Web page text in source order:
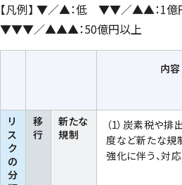
【凡例】 ▼／▲：低 ▼▼／▲▲：1億
▼▼▼／▲▲▲：50億円以上
内容
リ
ス
ク
の
分
移
行
新たな
規制
（1）炭素税や排
度など新たな規
強化に伴う、対